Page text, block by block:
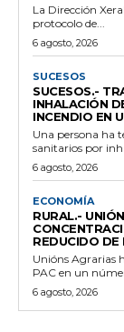
La Dirección
protocolo de...
6 agosto, 2026
SUCESOS
SUCESOS.-
INHALACIÓN
INCENDIO EN
Una persona ha
sanitarios por
6 agosto, 2026
ECONOMÍA
RURAL.-
REDUCIDO DE
Unións Agrarias
PAC en un
6 agosto, 2026